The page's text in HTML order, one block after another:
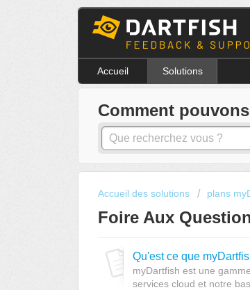
Accueil Solutions
Comment
Accueil des solutions plans
Foire Aux
Qu'est ce que
myDartfish est une
services cloud et notre